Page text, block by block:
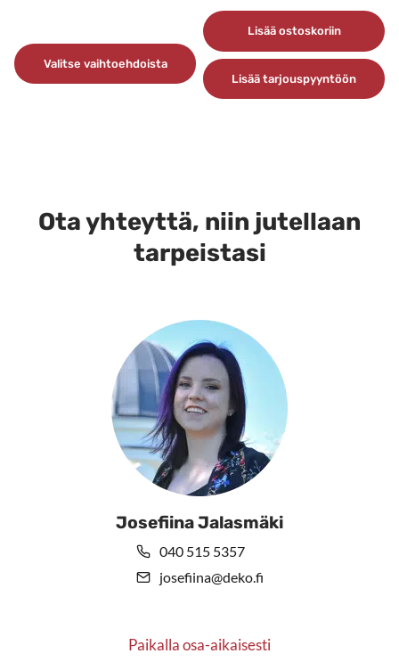
Valitse vaihtoehdoista
Voit
tehdä
Lisää ostoskoriin
Lisää tarjouspyyntöön
Ota yhteyttä, niin jutellaan
tarpeistasi
Josefiina Jalasmäki
040 515 5357
josefiina@deko.fi
Paikalla osa-aikaisesti